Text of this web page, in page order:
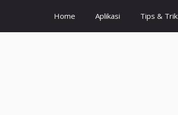
Home Aplikasi Tips & Trik